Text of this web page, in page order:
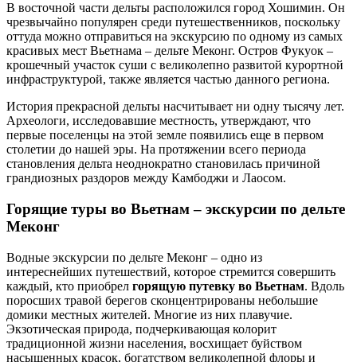
В восточной части дельты расположился город Хошимин. Он
чрезвычайно популярен среди путешественников, поскольку
оттуда можно отправиться на экскурсию по одному из самых
красивых мест Вьетнама – дельте Меконг. Остров Фукуок –
крошечный участок суши с великолепно развитой курортной
инфраструктурой, также является частью данного региона.
История прекрасной дельты насчитывает ни одну тысячу лет.
Археологи, исследовавшие местность, утверждают, что
первые поселенцы на этой земле появились еще в первом
столетии до нашей эры. На протяжении всего периода
становления дельта неоднократно становилась причиной
грандиозных раздоров между Камбоджи и Лаосом.
Горящие туры во Вьетнам – экскурсии по дельте
Меконг
Водные экскурсии по дельте Меконг – одно из
интереснейших путешествий, которое стремится совершить
каждый, кто приобрел горящую путевку во Вьетнам. Вдоль
поросших травой берегов сконцентрированы небольшие
домики местных жителей. Многие из них плавучие.
Экзотическая природа, подчеркивающая колорит
традиционной жизни населения, восхищает буйством
насыщенных красок, богатством великолепной флоры и